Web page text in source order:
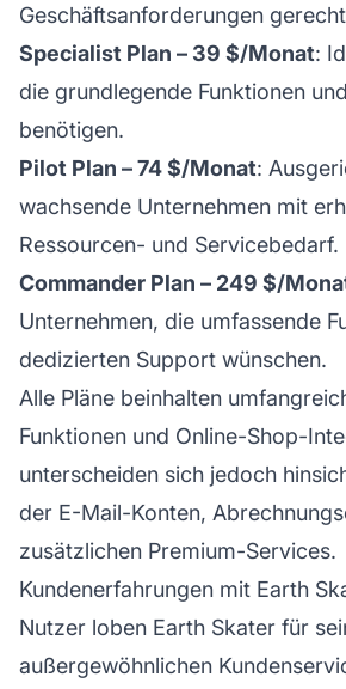
Geschäftsanforderungen
Specialist Plan – 39 $/Monat:
die grundlegende Funktionen
benötigen.
Pilot Plan – 74 $/Monat:
wachsende Unternehmen mit
Ressourcen- und Servicebedarf.
Commander Plan – 249 $/
Unternehmen, die umfassende
dedizierten Support wünschen.
Alle Pläne beinhalten
Funktionen und Online-Shop-
unterscheiden sich jedoch
der E-Mail-Konten,
zusätzlichen Premium-Services.
Kundenerfahrungen mit Earth
Nutzer loben Earth Skater für
außergewöhnlichen